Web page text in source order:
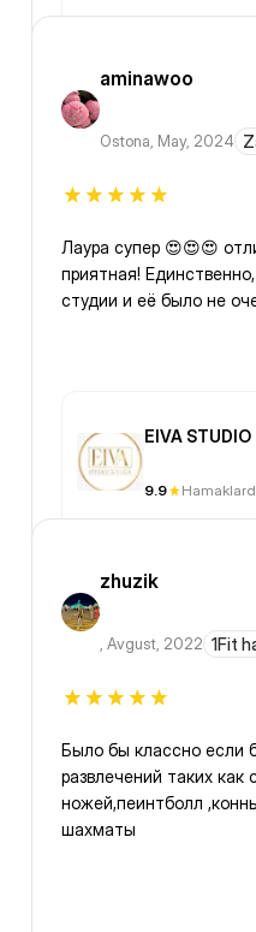
aminawoo
Ostona, May, 2024
Лаура супер 😍😍😍
приятная!
студии и её было не
EIVA
9.9
zhuzik
, Avgust, 2022 1Fit
Было бы классно если
развлечений таких как
ножей,пеинтболл
шахматы